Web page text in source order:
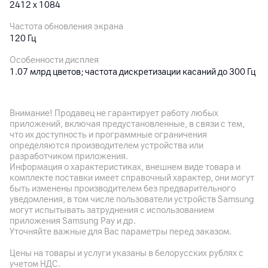
2412 x 1084
Частота обновления экрана
120 Гц
Особенности дисплея
1.07 млрд цветов; частота дискретизации касаний до 300 Гц
Разрешение камеры
50Мп
Разрешение видео
3840 x 2160
Оптическая стабилизация
да
Особенности
3 модуля: 50 Мп (диафрагма f/1.9) + 12 Мп (телеобъектив,
массив цветовых фильтров RYYB, f/2.4, оптическая
стабилизация) + объектив для реалистичной съемки с
Внимание! Продавец не гарантирует работу любых
приложений, включая предустановленные, в связи с тем,
что их доступность и программные ограничения
определяются производителем устройства или
разработчиком приложения.
Информация о характеристиках, внешнем виде товара и
комплекте поставки имеет справочный характер, они могут
быть изменены производителем без предварительного
уведомления, в том числе пользователи устройств Samsung
могут испытывать затруднения с использованием
приложения Samsung Pay и др.
Уточняйте важные для Вас параметры перед заказом.
Цены на товары и услуги указаны в белорусских рублях с
учетом НДС.